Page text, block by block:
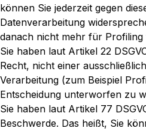
können Sie jederzeit gegen
Datenverarbeitung
danach nicht mehr für Profiling
Sie haben laut Artikel 22
Recht, nicht einer
Verarbeitung (zum Beispiel
Entscheidung unterworfen zu
Sie haben laut Artikel 77
Beschwerde. Das heißt, Sie